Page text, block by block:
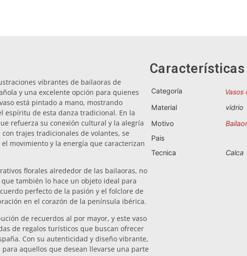
vibrantes de bailaoras de
y una excelente opción para quienes
está pintado a mano, mostrando
espíritu de esta danza tradicional. En la
refuerza su conexión cultural y la alegría
trajes tradicionales de volantes, se
movimiento y la energía que caracterizan
florales alrededor de las bailaoras, no
también lo hace un objeto ideal para
perfecto de la pasión y el folclore de
en el corazón de la península ibérica.
de recuerdos al por mayor, y este vaso
de regalos turísticos que buscan ofrecer
Con su autenticidad y diseño vibrante,
aquellos que desean llevarse una parte
Características
Categoría
Vasos
Material
vidrio
Motivo
Pais
Tecnica
Calca